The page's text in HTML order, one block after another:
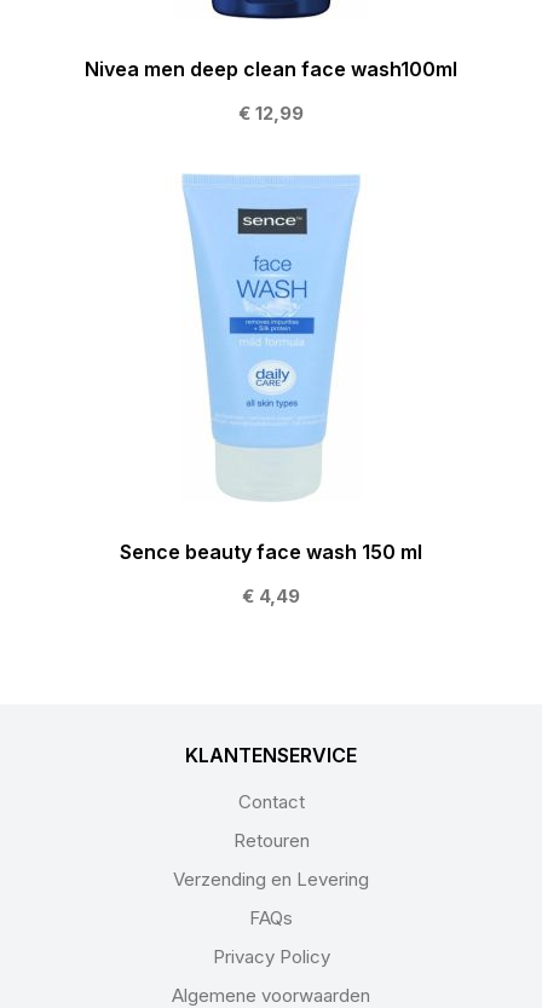
Nivea men deep clean face wash100ml
€ 12,99
Sence beauty face wash 150 ml
€ 4,49
KLANTENSERVICE
Contact
Retouren
Verzending en Levering
FAQs
Privacy Policy
Algemene voorwaarden